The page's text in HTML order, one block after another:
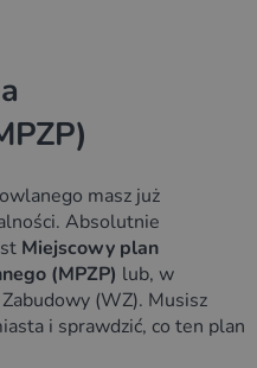
masz już
Absolutnie
Miejscowy plan
(MPZP) lub, w
(WZ). Musisz
i sprawdzić, co ten plan